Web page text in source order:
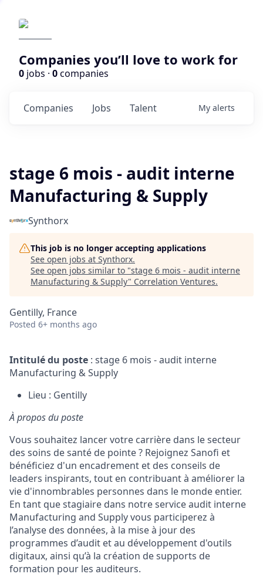
Companies you’ll love to work for
0 jobs · 0companies
Jobs
Companies Talent My alerts
stage 6 mois - audit interne
Manufacturing & Supply
Synthorx
This job is no longer accepting applications
See open jobs at Synthorx.
See open jobs similar to "stage 6 mois - audit interne
Manufacturing & Supply" Correlation Ventures.
Gentilly, France
Posted 6+ months ago
Intitulé du poste : stage 6 mois - audit interne
Manufacturing & Supply
Lieu : Gentilly
À propos du poste
Vous souhaitez lancer votre carrière dans le secteur
des soins de santé de pointe ? Rejoignez Sanofi et
bénéficiez d'un encadrement et des conseils de
leaders inspirants, tout en contribuant à améliorer la
vie d'innombrables personnes dans le monde entier.
En tant que stagiaire dans notre service audit interne
Manufacturing and Supply vous participerez à
l’analyse des données, à la mise à jour des
programmes d’audit et au développement d'outils
digitaux, ainsi qu’à la création de supports de
formation pour les auditeurs.